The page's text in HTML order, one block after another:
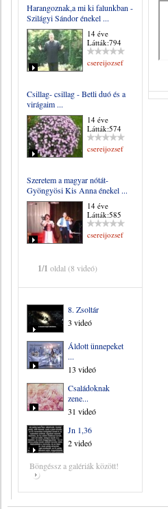
Harangoznak,a mi ki falunkban -
Szilágyi Sándor énekel ...
14 éve
Látták:794
csereijozsef
Csillag- csillag - Betli duó és a
virágaim ...
14 éve
Látták:574
csereijozsef
Szeretem a magyar nótát-
Gyöngyösi Kis Anna énekel ...
14 éve
Látták:585
csereijozsef
1/1 oldal (8 videó)
8. Zsoltár
3 videó
Áldott ünnepeket
...
13 videó
Családoknak
zene...
31 videó
Jn 1,36
2 videó
Böngéssz a galériák között!